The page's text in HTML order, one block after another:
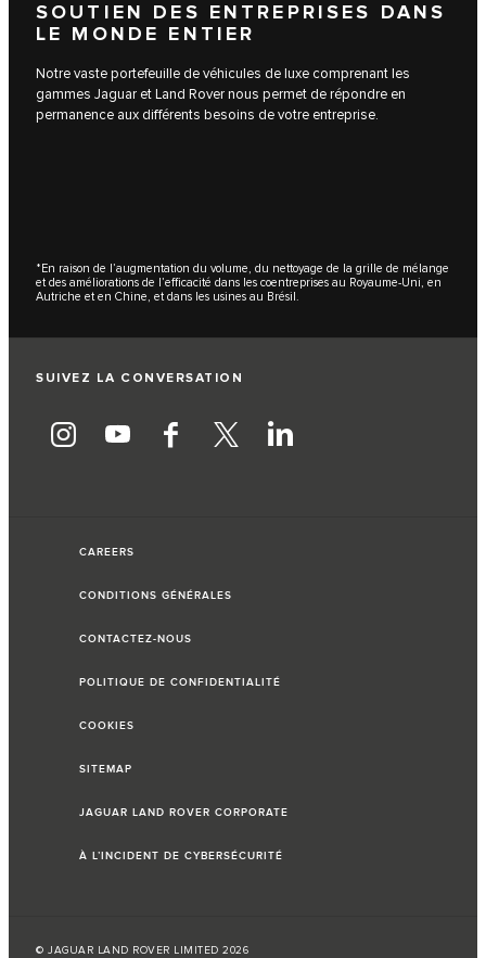
SOUTIEN DES ENTREPRISES DANS
LE MONDE ENTIER
Notre vaste portefeuille de véhicules de luxe comprenant les
gammes Jaguar et Land Rover nous permet de répondre en
permanence aux différents besoins de votre entreprise.
*En raison de l’augmentation du volume, du nettoyage de la grille de mélange
et des améliorations de l’efficacité dans les coentreprises au Royaume-Uni, en
Autriche et en Chine, et dans les usines au Brésil.
SUIVEZ LA CONVERSATION
CAREERS
CONDITIONS GÉNÉRALES
CONTACTEZ-NOUS
POLITIQUE DE CONFIDENTIALITÉ
COOKIES
SITEMAP
JAGUAR LAND ROVER CORPORATE
À L’INCIDENT DE CYBERSÉCURITÉ
© JAGUAR LAND ROVER LIMITED 2026